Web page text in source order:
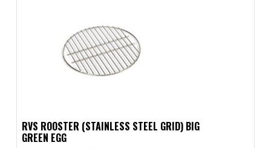
RVS ROOSTER (STAINLESS STEEL GRID) BIG
GREEN EGG